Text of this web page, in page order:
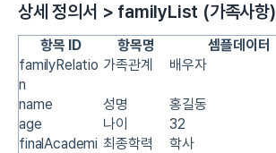
상세 정의서 > familyList (가족사항)
항목 ID 항목명 셈플데이터
familyRelatio
n
가족관계 배우자
name
성명 홍길동
age
나이 32
finalAcademi 최종학력 학사